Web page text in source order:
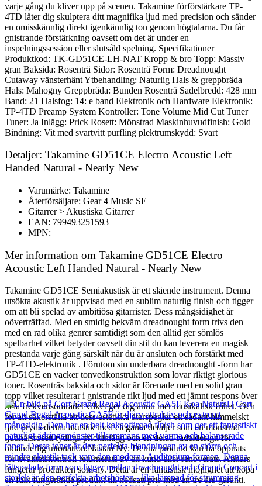
varje gång du kliver upp på scenen. Takamine förförstärkare TP-
4TD låter dig skulptera ditt magnifika ljud med precision och sänder
en omisskännlig direkt igenkännlig ton genom högtalarna. Du får
gnistrande förstärkning oavsett om det är under en
inspelningssession eller slutsåld spelning. Specifikationer
Produktkod: TK-GD51CE-LH-NAT Kropp & bro Topp: Massiv
gran Baksida: Rosenträ Sidor: Rosenträ Form: Dreadnought
Cutaway vänsterhänt Ytbehandling: Naturlig Hals & greppbräda
Hals: Mahogny Greppbräda: Bunden Rosenträ Sadelbredd: 428 mm
Band: 21 Halsfog: 14: e band Elektronik och Hardware Elektronik:
TP-4TD Preamp System Kontroller: Tone Volume Mid Cut Tuner
Tuner: Ja Inlägg: Prick Rosett: Mönstrad Maskinhuvudfinish: Gold
Bindning: Vit med svartvitt purfling plektrumskydd: Svart
Detaljer: Takamine GD51CE Electro Acoustic Left
Handed Natural - Nearly New
Varumärke: Takamine
Återförsäljare: Gear 4 Music SE
Gitarrer > Akustiska Gitarrer
EAN: 799493251593
MPN:
Mer information om Takamine GD51CE Electro
Acoustic Left Handed Natural - Nearly New
Takamine GD51CE Semiakustisk är ett slående instrument. Denna
utsökta akustik är uppvisad med en sublim naturlig finish och tigger
om att bli spelad av ambitiösa gitarrister. Dess mångsidighet är
oöverträffad. Med en smidig bekväm dreadnought form trivs den
med en rad olika genrer samtidigt som den alltid ger sömlös
spelbarhet vilket betyder oavsett din stil du kan leverera en magisk
prestanda varje gång särskilt när du är ansluten och förstärkt med
TP-4TD-elektronik . Förutom sin underbara dreadnought -form har
GD51CE en vacker tonvedkonstruktion som lovar riktigt glorious
toner. Rosenträs baksida och sidor är förenade med en solid gran
topp vilket resulterar i gnistrande rikt ljud med ett jämnt respons över
hela frekvensområdet vilket ger dig ännu mer musikalisk frihet. Och
för att säkerställa att dess estetiska återspeglar ett sådant himmelskt
ljud pryds denna akustik med eleganta detaljer som en mönstrad
ljudhålsrosett tydliga prickinlägg och en delad sadeldesign för
oklanderlig intonation.Nästan Ny: Denna produkt kan ha öppnats
för kvalitetskontroll returnerats av en kund eller renoverats. Annars
fungerar produkten som ny. Detta är en fantastisk möjlighet att köpa
en fullt fungerande produkt till nedsatt pris med en tre-års-garanti.